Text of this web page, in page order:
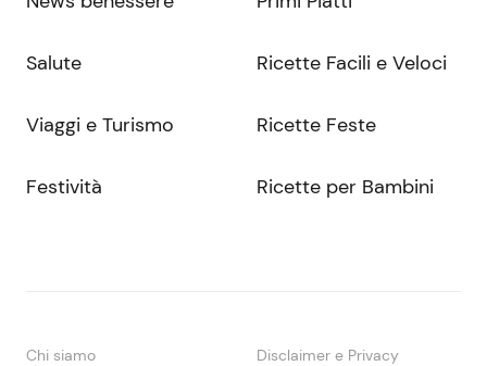
Salute
Viaggi e Turismo
Festività
Ricette Facili e Veloci
Ricette Feste
Ricette per Bambini
Chi siamo Disclaimer e Privacy